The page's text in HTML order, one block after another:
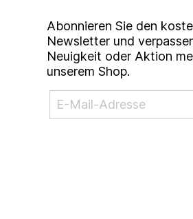
Abonnieren Sie den
Newsletter und
Neuigkeit oder Aktion
unserem Shop.